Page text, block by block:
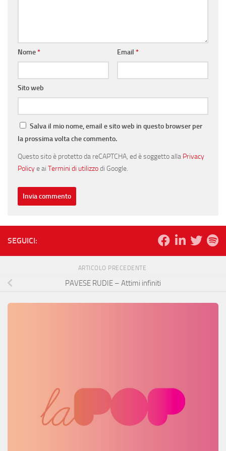
Nome* Email *
Sito web
Salva il mio nome, email e sito web in questo browser per
la prossima volta che commento.
Questo sito è protetto da reCAPTCHA, ed è soggetto alla Privacy
Policye ai Termini di utilizzodi Google.
SEGUICI:
ARTICOLO PRECEDENTE
PAVESE RUDIE – Attimi infiniti